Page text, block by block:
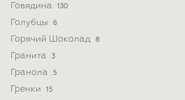
Говядина 130
Голубцы 6
Горячий Шоколад 8
Гранита 3
Гранола 5
Гренки 15